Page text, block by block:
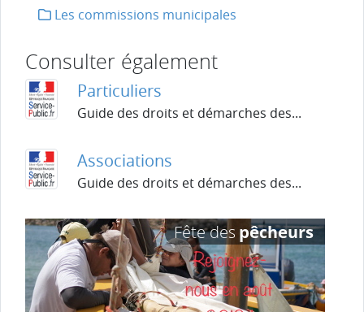
Les commissions municipales
Consulter également
Particuliers
Guide des droits et démarches des...
Associations
Guide des droits et démarches des...